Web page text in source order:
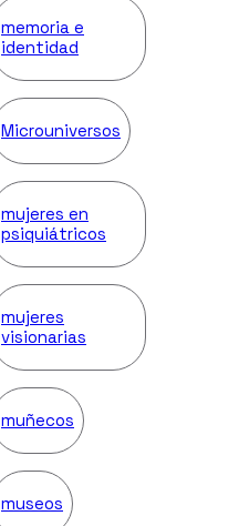
memoria e
identidad
Microuniversos
mujeres en
psiquiátricos
mujeres
visionarias
muñecos
museos